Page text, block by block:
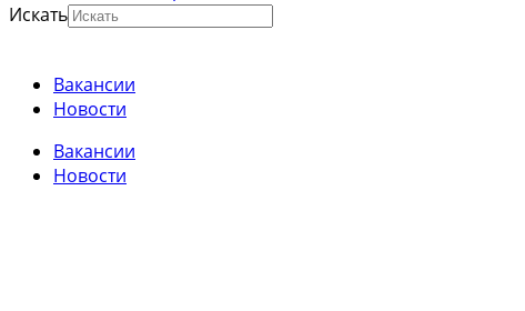
Искать
Вакансии
Новости
Вакансии
Новости